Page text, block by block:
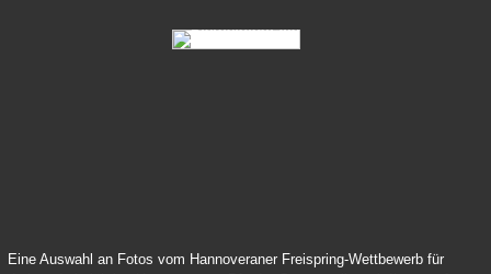
83 Samy Deluxe 04
84 Lord Pezi Junior Chacco Blue 04
Eine Auswahl an Fotos vom Hannoveraner Freispring-Wettbewerb für